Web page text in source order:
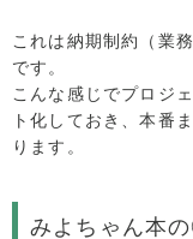
これは納期制約（業
です。
こんな感じでプロジ
ト化しておき、本番
ります。
みよちゃん本